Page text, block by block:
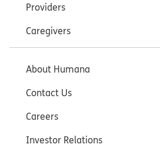
Providers
Caregivers
About Humana
Contact Us
Careers
Investor Relations